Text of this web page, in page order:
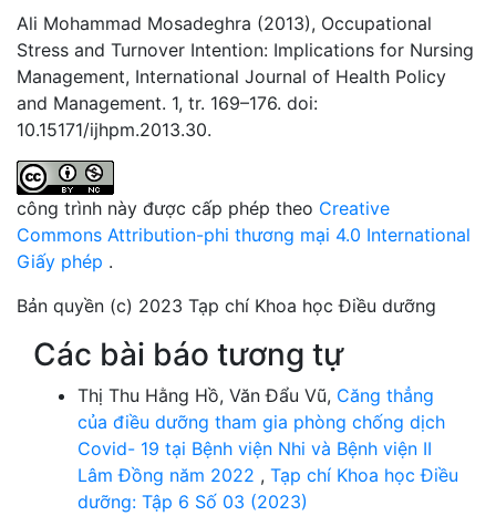
Ali Mohammad Mosadeghra (2013), Occupational
Stress and Turnover Intention: Implications for Nursing
Management, International Journal of Health Policy
and Management. 1, tr. 169–176. doi:
10.15171/ijhpm.2013.30.
công trình này được cấp phép theo Creative
Commons Attribution-phi thương mại 4.0 International
Giấy phép .
Bản quyền (c) 2023 Tạp chí Khoa học Điều dưỡng
Các bài báo tương tự
Thị Thu Hằng Hồ, Văn Đẩu Vũ, Căng thẳng
của điều dưỡng tham gia phòng chống dịch
Covid- 19 tại Bệnh viện Nhi và Bệnh viện II
Lâm Đồng năm 2022 , Tạp chí Khoa học Điều
dưỡng: Tập 6 Số 03 (2023)